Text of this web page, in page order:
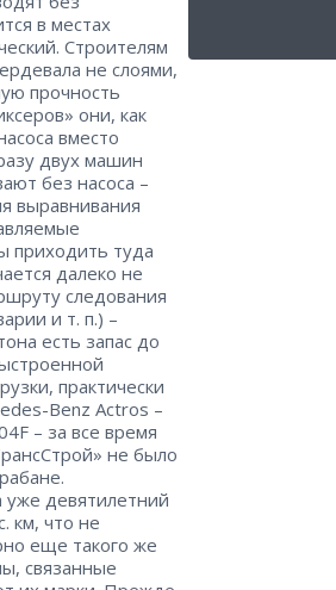
в местах
Строителям
не слоями,
прочность
они, как
вместо
двух машин
без насоса –
выравнивания
приходить туда
далеко не
следования
и т. п.) –
есть запас до
практически
Benz Actros –
– ​за все время
не было
девятилетний
км, что не
еще такого же
связанные